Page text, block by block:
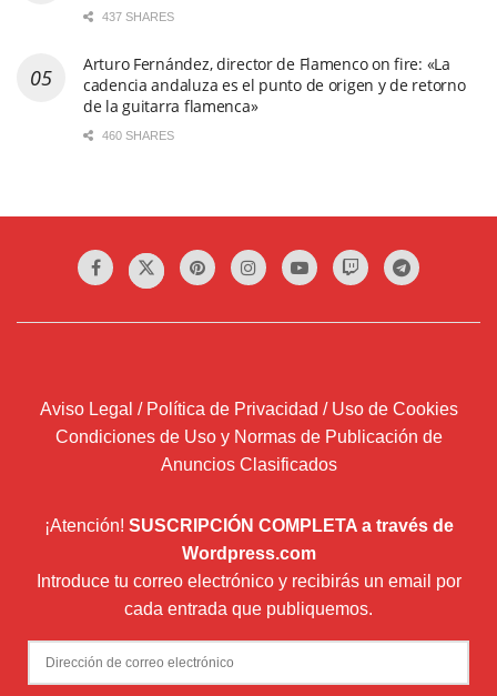
437 SHARES
Arturo Fernández, director de Flamenco on fire: «La
cadencia andaluza es el punto de origen y de retorno
de la guitarra flamenca»
460 SHARES
Aviso Legal / Política de Privacidad / Uso de Cookies
Condiciones de Uso y Normas de Publicación de
Anuncios Clasificados
¡Atención! SUSCRIPCIÓN COMPLETA a través de
Wordpress.com
Introduce tu correo electrónico y recibirás un email por
cada entrada que publiquemos.
Dirección
de